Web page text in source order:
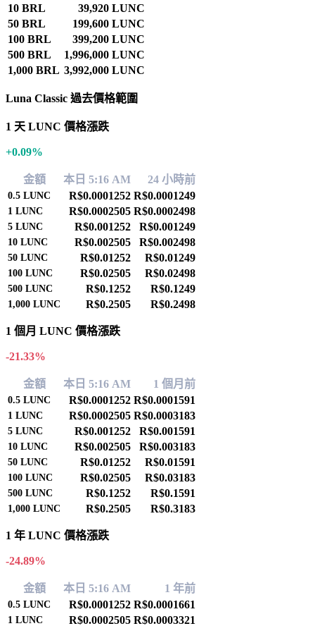
10 BRL
39,920 LUNC
50 BRL
199,600 LUNC
100 BRL
399,200 LUNC
500 BRL
1,996,000 LUNC
1,000 BRL 3,992,000 LUNC
Luna Classic 過去價格範圍
1 天 LUNC 價格漲跌
+0.09%
金額 本日 5:16 AM 24 小時前
0.5 LUNC R$0.0001252 R$0.0001249
1 LUNC R$0.0002505 R$0.0002498
5 LUNC R$0.001252 R$0.001249
10 LUNC R$0.002505 R$0.002498
50 LUNC R$0.01252 R$0.01249
100 LUNC R$0.02505 R$0.02498
500 LUNC R$0.1252 R$0.1249
1,000 LUNC R$0.2505 R$0.2498
1 個月 LUNC 價格漲跌
-21.33%
金額 本日 5:16 AM 1 個月前
0.5 LUNC R$0.0001252 R$0.0001591
1 LUNC R$0.0002505 R$0.0003183
5 LUNC R$0.001252 R$0.001591
10 LUNC R$0.002505 R$0.003183
50 LUNC R$0.01252 R$0.01591
100 LUNC R$0.02505 R$0.03183
500 LUNC R$0.1252 R$0.1591
1,000 LUNC R$0.2505 R$0.3183
1 年 LUNC 價格漲跌
-24.89%
金額 本日 5:16 AM 1 年前
0.5 LUNC R$0.0001252 R$0.0001661
1 LUNC R$0.0002505 R$0.0003321